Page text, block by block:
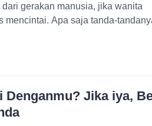
gerakan manusia, jika wanita
mencintai. Apa saja tanda-
Denganmu? Jika iya,